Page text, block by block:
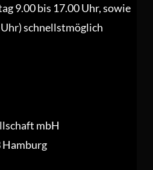
9.00 bis 17.00 Uhr, sowie
schnellstmöglich
mbH
Hamburg